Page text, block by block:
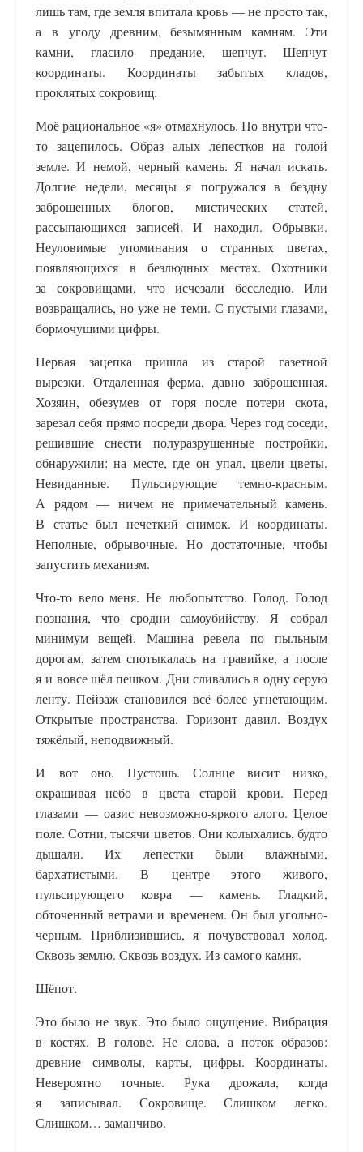
лишь там, где земля впитала кровь — не просто так,
а в угоду древним, безымянным камням. Эти
камни, гласило предание, шепчут. Шепчут
координаты. Координаты забытых кладов,
проклятых сокровищ.
Моё рациональное «я» отмахнулось. Но внутри что-
то зацепилось. Образ алых лепестков на голой
земле. И немой, черный камень. Я начал искать.
Долгие недели, месяцы я погружался в бездну
заброшенных блогов, мистических статей,
рассыпающихся записей. И находил. Обрывки.
Неуловимые упоминания о странных цветах,
появляющихся в безлюдных местах. Охотники
за сокровищами, что исчезали бесследно. Или
возвращались, но уже не теми. С пустыми глазами,
бормочущими цифры.
Первая зацепка пришла из старой газетной
вырезки. Отдаленная ферма, давно заброшенная.
Хозяин, обезумев от горя после потери скота,
зарезал себя прямо посреди двора. Через год соседи,
решившие снести полуразрушенные постройки,
обнаружили: на месте, где он упал, цвели цветы.
Невиданные. Пульсирующие темно-красным.
А рядом — ничем не примечательный камень.
В статье был нечеткий снимок. И координаты.
Неполные, обрывочные. Но достаточные, чтобы
запустить механизм.
Что-то вело меня. Не любопытство. Голод. Голод
познания, что сродни самоубийству. Я собрал
минимум вещей. Машина ревела по пыльным
дорогам, затем спотыкалась на гравийке, а после
я и вовсе шёл пешком. Дни сливались в одну серую
ленту. Пейзаж становился всё более угнетающим.
Открытые пространства. Горизонт давил. Воздух
тяжёлый, неподвижный.
И вот оно. Пустошь. Солнце висит низко,
окрашивая небо в цвета старой крови. Перед
глазами — оазис невозможно-яркого алого. Целое
поле. Сотни, тысячи цветов. Они колыхались, будто
дышали. Их лепестки были влажными,
бархатистыми. В центре этого живого,
пульсирующего ковра — камень. Гладкий,
обточенный ветрами и временем. Он был угольно-
черным. Приблизившись, я почувствовал холод.
Сквозь землю. Сквозь воздух. Из самого камня.
Шёпот.
Это было не звук. Это было ощущение. Вибрация
в костях. В голове. Не слова, а поток образов:
древние символы, карты, цифры. Координаты.
Невероятно точные. Рука дрожала, когда
я записывал. Сокровище. Слишком легко.
Слишком… заманчиво.